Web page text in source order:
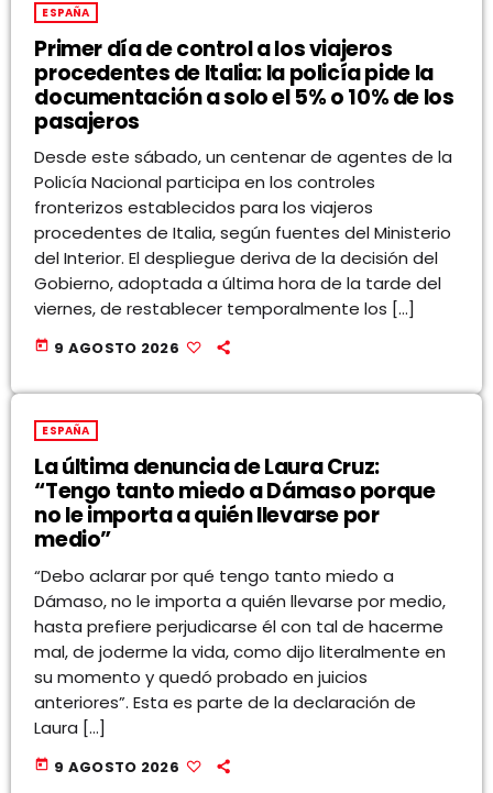
ESPAÑA
Primer día de control a los viajeros
procedentes de Italia: la policía pide la
documentación a solo el 5% o 10% de los
pasajeros
Desde este sábado, un centenar de agentes de la
Policía Nacional participa en los controles
fronterizos establecidos para los viajeros
procedentes de Italia, según fuentes del Ministerio
del Interior. El despliegue deriva de la decisión del
Gobierno, adoptada a última hora de la tarde del
viernes, de restablecer temporalmente los […]
today 9 AGOSTO 2026
ESPAÑA
La última denuncia de Laura Cruz:
“Tengo tanto miedo a Dámaso porque
no le importa a quién llevarse por
medio”
“Debo aclarar por qué tengo tanto miedo a
Dámaso, no le importa a quién llevarse por medio,
hasta prefiere perjudicarse él con tal de hacerme
mal, de joderme la vida, como dijo literalmente en
su momento y quedó probado en juicios
anteriores”. Esta es parte de la declaración de
Laura […]
today 9 AGOSTO 2026